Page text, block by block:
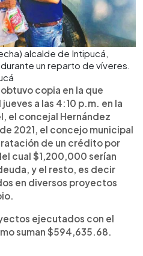
alcalde de Intipucá,
un reparto de víveres.
copia en la que
a las 4:10 p.m. en la
el concejal Hernández
2021, el concejo municipal
de un crédito por
cual $1,200,000 serían
y el resto, es decir
en diversos proyectos
ejecutados con el
suman $594,635.68.